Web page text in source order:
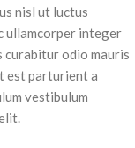
nisl ut luctus
ullamcorper integer
curabitur odio mauris
est parturient a
vestibulum